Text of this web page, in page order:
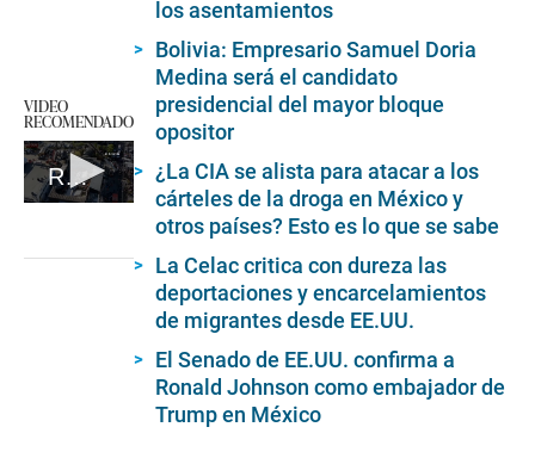
VIDEO
RECOMENDADO
República Dominicana: decenas de muertos tras el colapso del techo de una discoteca
los asentamientos
Bolivia: Empresario Samuel Doria
Medina será el candidato
presidencial del mayor bloque
opositor
¿La CIA se alista para atacar a los
cárteles de la droga en México y
otros países? Esto es lo que se sabe
La Celac critica con dureza las
deportaciones y encarcelamientos
de migrantes desde EE.UU.
El Senado de EE.UU. confirma a
Ronald Johnson como embajador de
Trump en México